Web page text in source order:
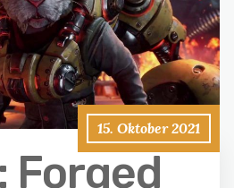
15. Oktober 2021
Forged